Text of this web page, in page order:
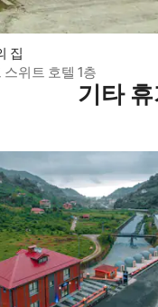
집
스위트 호텔 1층
기타